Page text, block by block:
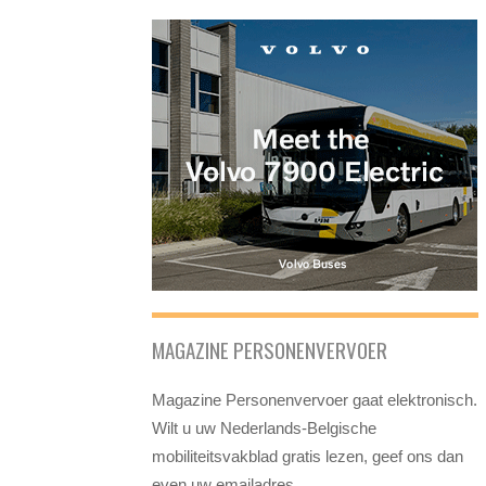
MAGAZINE PERSONENVERVOER
Magazine Personenvervoer gaat elektronisch.
Wilt u uw Nederlands-Belgische
mobiliteitsvakblad gratis lezen, geef ons dan